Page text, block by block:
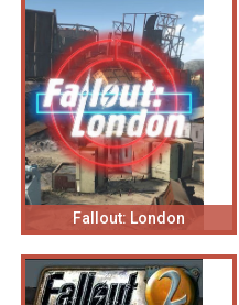
Fallout: London